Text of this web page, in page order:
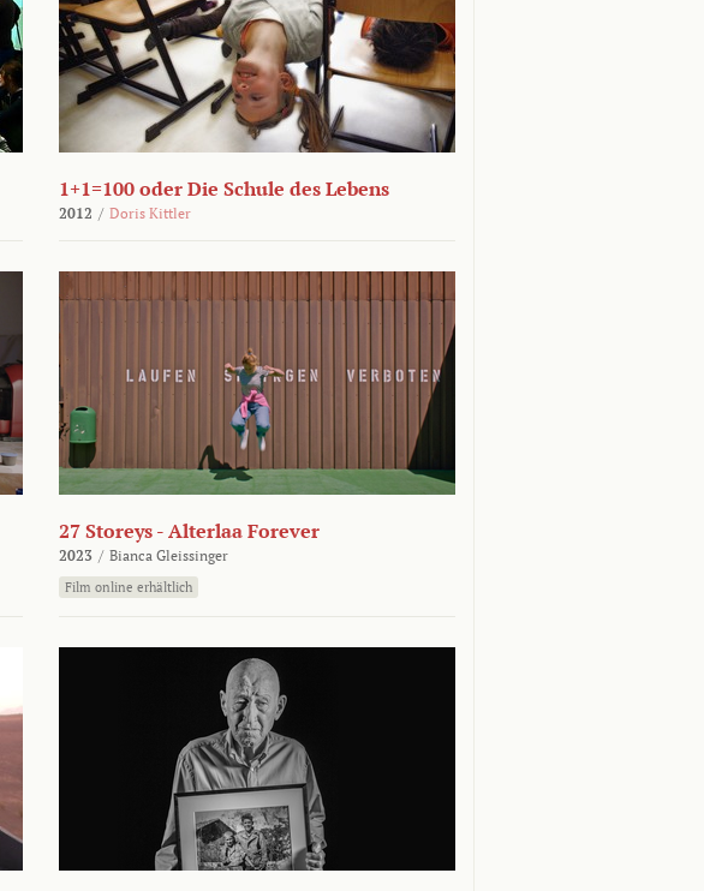
1+1=100 oder Die Schule des Lebens
2012 / Doris Kittler
27 Storeys - Alterlaa Forever
2023 / Bianca Gleissinger
Film online erhältlich